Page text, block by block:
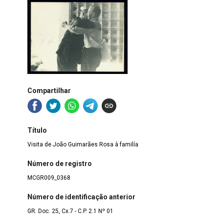
Compartilhar
Título
Visita de João Guimarães Rosa à familía
Número de registro
MCGR009_0368
Número de identificação anterior
GR. Doc. 25, Cx.7 - C.P. 2.1 Nº 01